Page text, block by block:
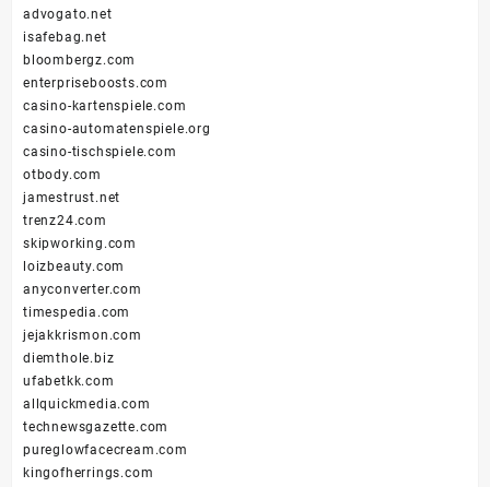
advogato.net
isafebag.net
bloombergz.com
enterpriseboosts.com
casino-kartenspiele.com
casino-automatenspiele.org
casino-tischspiele.com
otbody.com
jamestrust.net
trenz24.com
skipworking.com
loizbeauty.com
anyconverter.com
timespedia.com
jejakkrismon.com
diemthole.biz
ufabetkk.com
allquickmedia.com
technewsgazette.com
pureglowfacecream.com
kingofherrings.com